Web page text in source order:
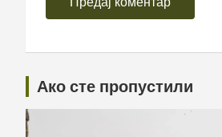
Ако сте пропустили